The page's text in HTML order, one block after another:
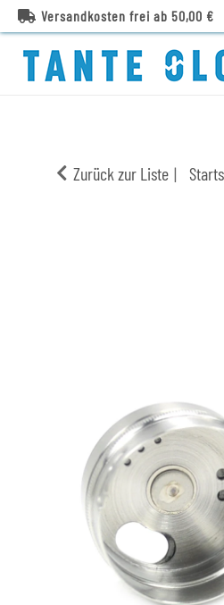
Versandkosten frei ab 50,00 €
Zurück zur Liste